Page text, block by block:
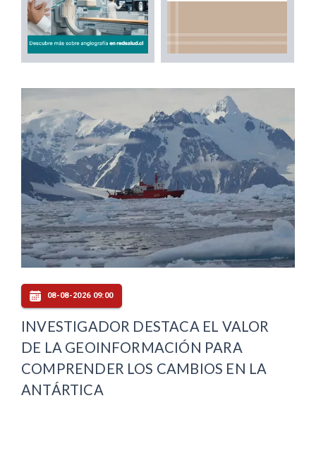
08-08-2026 09:00
INVESTIGADOR DESTACA EL VALOR
DE LA GEOINFORMACIÓN PARA
COMPRENDER LOS CAMBIOS EN LA
ANTÁRTICA